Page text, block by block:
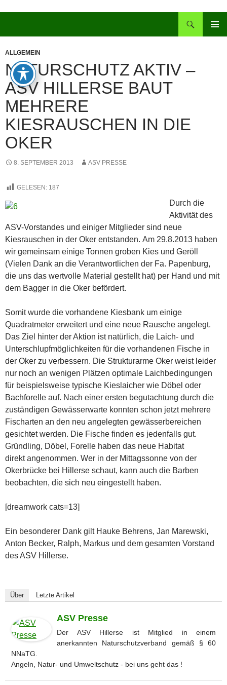
ALLGEMEIN
NATURSCHUTZ AKTIV –
ASV HILLERSE BAUT
MEHRERE
KIESRAUSCHEN IN DIE
OKER
8. SEPTEMBER 2013 ASV PRESSE
GELESEN: 187
Durch die
Aktivität des
ASV-Vorstandes und einiger Mitglieder sind neue
Kiesrauschen in der Oker entstanden. Am 29.8.2013 haben
wir gemeinsam einige Tonnen groben Kies und Geröll
(Vielen Dank an die Verantwortlichen der Fa. Papenburg,
die uns das wertvolle Material gestellt hat) per Hand und mit
dem Bagger in die Oker befördert.
Somit wurde die vorhandene Kiesbank um einige
Quadratmeter erweitert und eine neue Rausche angelegt.
Das Ziel hinter der Aktion ist natürlich, die Laich- und
Unterschlupfmöglichkeiten für die vorhandenen Fische in
der Oker zu verbessern. Die Strukturarme Oker weist leider
nur noch an wenigen Plätzen optimale Laichbedingungen
für beispielsweise typische Kieslaicher wie Döbel oder
Bachforelle auf. Nach einer ersten begutachtung durch die
zuständigen Gewässerwarte konnten schon jetzt mehrere
Fischarten an den neu angelegten gewässerbereichen
gesichtet werden. Die Fische finden es jedenfalls gut.
Gründling, Döbel, Forelle haben das neue Habitat
direkt angenommen. Wer in der Mittagssonne von der
Okerbrücke bei Hillerse schaut, kann auch die Barben
beobachten, die sich neu eingestellt haben.
[dreamwork cats=13]
Ein besonderer Dank gilt Hauke Behrens, Jan Marewski,
Anton Becker, Ralph, Markus und dem gesamten Vorstand
des ASV Hillerse.
Über Letzte Artikel
ASV Presse
Der ASV Hillerse ist Mitglied in einem
anerkannten Naturschutzverband gemäß § 60
NNaTG.
Angeln, Natur- und Umweltschutz - bei uns geht das !